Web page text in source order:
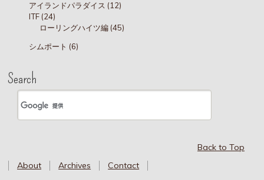
アイランドパラダイス (12)
ITF (24)
ローリングハイツ編 (45)
シムポート (6)
Search
Back to Top
About
Archives Contact